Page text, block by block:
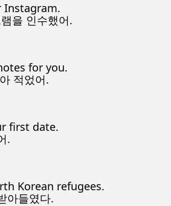
Instagram.
을 인수했어.
for you.
적었어.
first date.
.
Korean refugees.
아들였다.